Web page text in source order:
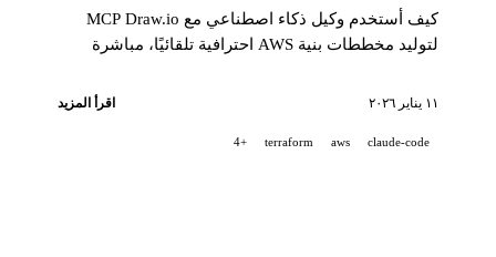
كيف أستخدم وكيل ذكاء اصطناعي مع MCP Draw.io
لتوليد مخططات بنية AWS احترافية تلقائيًا، مباشرة
١١ يناير ٢٠٢٦ اقرأ المزيد
claude-code
aws
terraform
+4